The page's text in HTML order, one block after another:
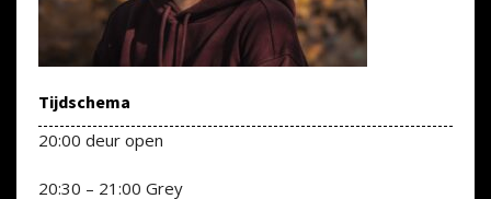
Tijdschema
20:00 deur open
20:30 – 21:00 Grey